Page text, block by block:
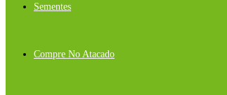
Sementes
Compre No Atacado